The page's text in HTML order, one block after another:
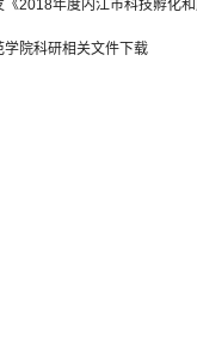
《2018年度内江市科技孵化
学院科研相关文件下载